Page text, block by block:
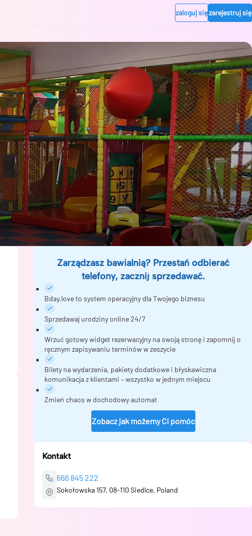
zaloguj sięzarejestruj się
Zarządzasz bawialnią? Przestań odbierać
telefony, zacznij sprzedawać.
Bday.love to system operacyjny dla Twojego biznesu
Sprzedawaj urodziny online 24/7
Wrzuć gotowy widget rezerwacyjny na swoją stronę i zapomnij o
ręcznym zapisywaniu terminów w zeszycie
Bilety na wydarzenia, pakiety dodatkowe i błyskawiczna
komunikacja z klientami – wszystko w jednym miejscu
Zmień chaos w dochodowy automat
Zobacz jak możemy Ci pomóc
Kontakt
666 845 222
Sokołowska 157, 08-110 Siedlce, Poland